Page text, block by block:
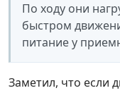
По ходу они
быстром
питание у
Заметил, что если